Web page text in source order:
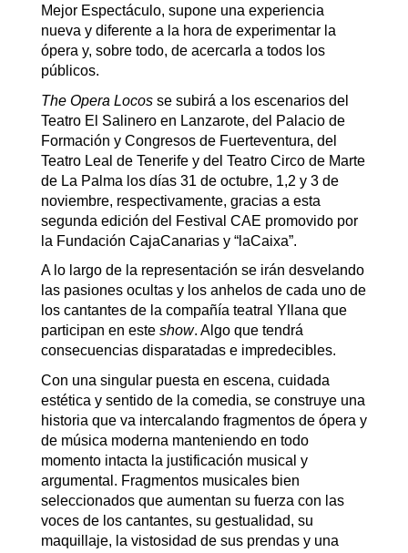
Mejor Espectáculo, supone una experiencia
nueva y diferente a la hora de experimentar la
ópera y, sobre todo, de acercarla a todos los
públicos.
The Opera Locosse subirá a los escenarios del
Teatro El Salinero en Lanzarote, del Palacio de
Formación y Congresos de Fuerteventura, del
Teatro Leal de Tenerife y del Teatro Circo de Marte
de La Palma los días 31 de octubre, 1,2 y 3 de
noviembre, respectivamente, gracias a esta
segunda edición del Festival CAE promovido por
la Fundación CajaCanarias y “laCaixa”.
A lo largo de la representación se irán desvelando
las pasiones ocultas y los anhelos de cada uno de
los cantantes de la compañía teatral Yllana que
participan en este show. Algo que tendrá
consecuencias disparatadas e impredecibles.
Con una singular puesta en escena, cuidada
estética y sentido de la comedia, se construye una
historia que va intercalando fragmentos de ópera y
de música moderna manteniendo en todo
momento intacta la justificación musical y
argumental. Fragmentos musicales bien
seleccionados que aumentan su fuerza con las
voces de los cantantes, su gestualidad, su
maquillaje, la vistosidad de sus prendas y una